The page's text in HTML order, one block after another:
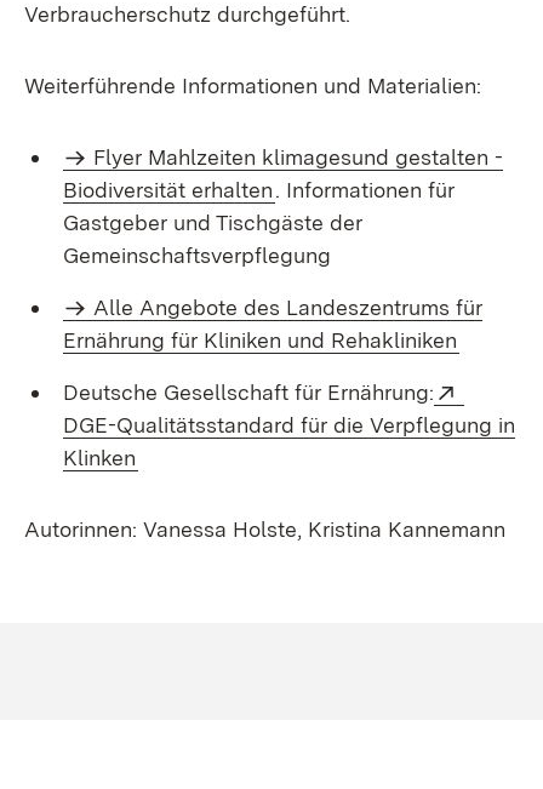
Verbraucherschutz durchgeführt.
Weiterführende Informationen und Materialien:
Flyer Mahlzeiten klimagesund gestalten -
Biodiversität erhalten. Informationen für
Gastgeber und Tischgäste der
Gemeinschaftsverpflegung
Alle Angebote des Landeszentrums für
Ernährung für Kliniken und Rehakliniken
Deutsche Gesellschaft für Ernährung:
DGE-Qualitätsstandard für die Verpflegung in
Klinken
Autorinnen: Vanessa Holste, Kristina Kannemann